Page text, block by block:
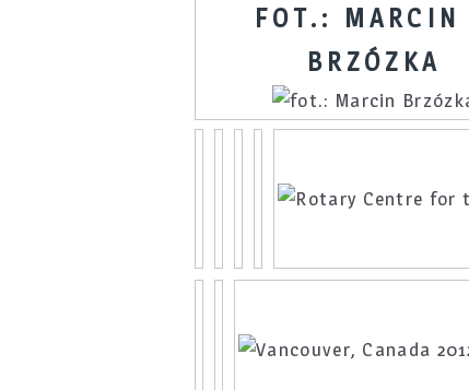
FOT.: MARCIN
BRZÓZKA